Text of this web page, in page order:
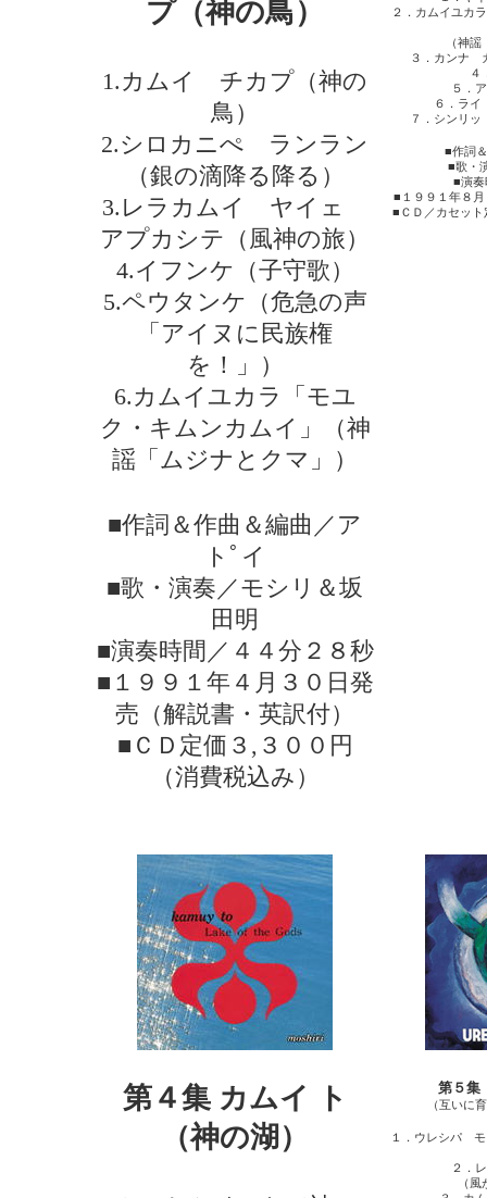
プ（神の鳥）
1.カムイ チカプ（神の
鳥）
2.シロカニぺ ランラン
（銀の滴降る降る）
3.レラカムイ ヤイェ
アプカシテ（風神の旅）
4.イフンケ（子守歌）
5.ペウタンケ（危急の声
「アイヌに民族権
を！」）
6.カムイユカラ「モユ
ク・キムンカムイ」（神
謡「ムジナとクマ」）
■作詞＆作曲＆編曲／ア
トﾟイ
■歌・演奏／モシリ＆坂
田明
■演奏時間／４４分２８秒
■１９９１年４月３０日発
売（解説書・英訳付）
■ＣＤ定価３,３００円
（消費税込み）
２．カムイユカ
（神
３．カンナ
４
５．
６．ラ
７．シンリ
■作詞
■歌・
■演奏
■１９９１年８
■ＣＤ／カセット
第４集 カムイ ト
（神の湖）
第５
（互いに
１．ウレシパ
２．
（